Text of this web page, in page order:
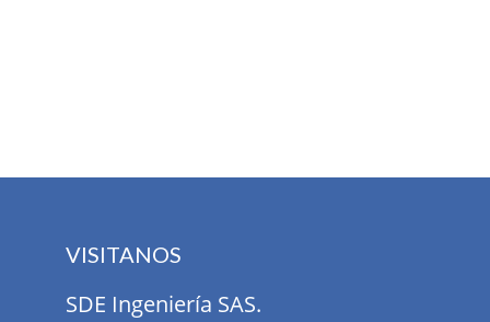
VISITANOS
SDE Ingeniería SAS.